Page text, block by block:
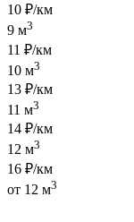
10 ₽/км
9 м3
11 ₽/км
10 м3
13 ₽/км
11 м3
14 ₽/км
12 м3
16 ₽/км
от 12 м3